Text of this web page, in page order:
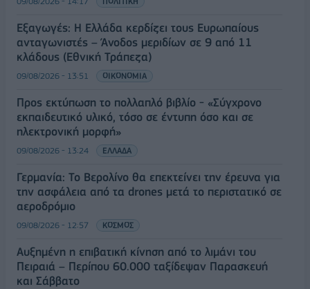
Εξαγωγές: Η Ελλάδα κερδίζει τους Ευρωπαίους
ανταγωνιστές – Άνοδος μεριδίων σε 9 από 11
κλάδους (Εθνική Τράπεζα)
09/08/2026 - 13:51 ΟΙΚΟΝΟΜΙΑ
Προς εκτύπωση το πολλαπλό βιβλίο - «Σύγχρονο
εκπαιδευτικό υλικό, τόσο σε έντυπη όσο και σε
ηλεκτρονική μορφή»
09/08/2026 - 13:24 ΕΛΛΑΔΑ
Γερμανία: Το Βερολίνο θα επεκτείνει την έρευνα για
την ασφάλεια από τα drones μετά το περιστατικό σε
αεροδρόμιο
09/08/2026 - 12:57 ΚΟΣΜΟΣ
Αυξημένη η επιβατική κίνηση από το λιμάνι του
Πειραιά – Περίπου 60.000 ταξίδεψαν Παρασκευή
και Σάββατο